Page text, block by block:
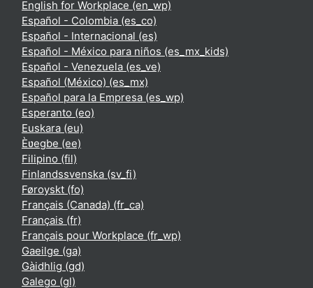
English for Workplace ‎(en_wp)‎
Español - Colombia ‎(es_co)‎
Español - Internacional ‎(es)‎
Español - México para niños ‎(es_mx_kids)‎
Español - Venezuela ‎(es_ve)‎
Español (México) ‎(es_mx)‎
Español para la Empresa ‎(es_wp)‎
Esperanto ‎(eo)‎
Euskara ‎(eu)‎
Èʋegbe ‎(ee)‎
Filipino ‎(fil)‎
Finlandssvenska ‎(sv_fi)‎
Føroyskt ‎(fo)‎
Français (Canada) ‎(fr_ca)‎
Français ‎(fr)‎
Français pour Workplace ‎(fr_wp)‎
Gaeilge ‎(ga)‎
Gàidhlig ‎(gd)‎
Galego ‎(gl)‎